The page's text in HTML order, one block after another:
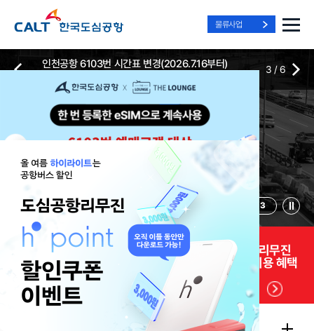
물류사업
Best Way, Fast Way
to the Airport
Best Way, Fast Way
to the Airport
Best Way, Fast Way
to the Airport
3
인천공항 6103번 시간표 변경(2026.7.16부터)
2026-07-13
3 /6
실시간
위치안내
리무진 노선
및 시간표
리무진
리무진
이용 혜택